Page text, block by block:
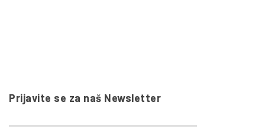
Prijavite se za naš Newsletter